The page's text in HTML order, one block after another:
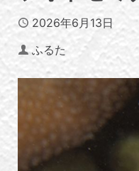
Published
2026年6月13日
Author
ふるた